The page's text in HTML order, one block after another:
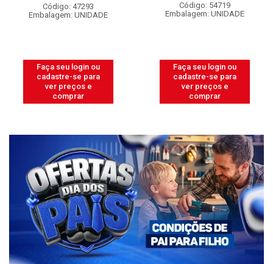
Código: 47293
Embalagem: UNIDADE
Faça seu login ou
cadastre-se para
ver preços e
comprar
Código: 54719
Embalagem: UNIDADE
Faça seu login ou
cadastre-se para
ver preços e
comprar